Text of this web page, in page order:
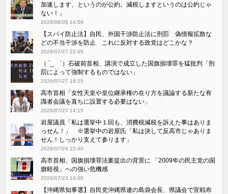
加速します、というのが公約。減税しますというのは公約じゃ
ない！」
2026/08/05 14:59
【スパイ防止法】自民、外国干渉防止法に刑罰 偽情報拡散な
どの不当干渉を防止 これに反対する政党はどこかな？
2026/07/27 22:05
（ ´_ゝ`）石破前首相、講演で成立した国旗損壊罪を猛批判「刑
罰によって強制するものではない」
2026/07/27 18:25
高市首相「女性天皇や皇位継承権の在り方を議論する新たな有
識者会議を直ちに設置する必要はない」
2026/07/27 14:15
岩屋議員「私は選挙中１回も、消費税減税を訴えた事はありま
っせん！」 ※選挙中の岩屋氏「私は決して反高市じゃありま
せん！しっかり支えて参ります」
2026/07/24 22:40
高市首相、国旗損壊罪法案提出の背景に 「2009年の民主党の国
旗軽視」への強い危機感
2026/07/23 16:08
【沖縄県知事選】自民党沖縄県連の島袋会長、県議会で宣戦布